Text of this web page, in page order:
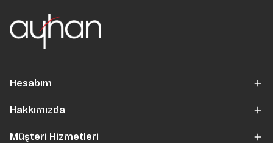
Hesabım
Hakkımızda
Müşteri Hizmetleri